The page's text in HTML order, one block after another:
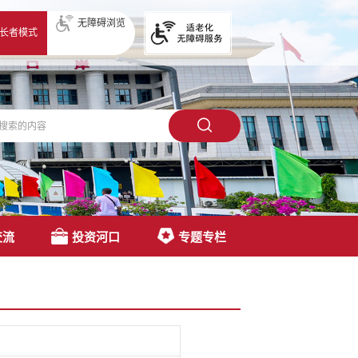
长者模式
无障碍浏览
投资河口 专题专栏